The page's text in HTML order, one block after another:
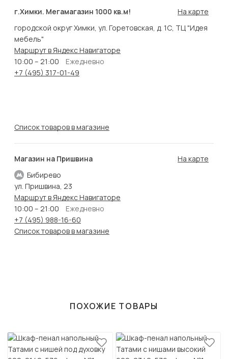
г.Химки. Мегамагазин 1000 кв.м!
На карте
городской округ Химки, ул. Горетовская, д. 1С, ТЦ "Идея
мебель"
Маршрут в Яндекс Навигаторе
10:00 – 21:00
Ежедневно
+7 (495) 317-01-49
Список товаров в магазине
Магазин на Пришвина
Бибирево
На карте
ул. Пришвина, 23
Маршрут в Яндекс Навигаторе
10:00 – 21:00
Ежедневно
+7 (495) 988-16-60
Список товаров в магазине
ПОХОЖИЕ ТОВАРЫ